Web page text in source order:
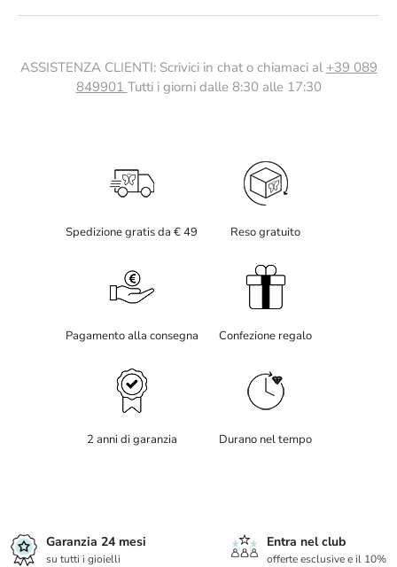
ASSISTENZA CLIENTI: Scrivici in chat o chiamaci al +39 089
849901 Tutti i giorni dalle 8:30 alle 17:30
Spedizione gratis da € 49 Reso gratuito
Pagamento alla consegna Confezione regalo
2 anni di garanzia Durano nel tempo
Garanzia 24 mesi
su tutti i gioielli
Entra nel club
offerte esclusive e il 10%